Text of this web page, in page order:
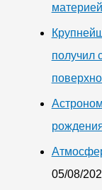
материей
получил
05/08/